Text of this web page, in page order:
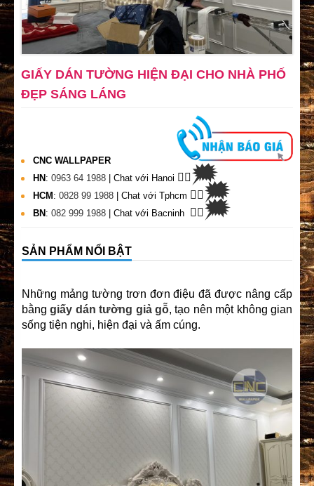
GIẤY DÁN TƯỜNG HIỆN ĐẠI CHO NHÀ PHỐ
ĐẸP SÁNG LÁNG
CNC WALLPAPER
HN : 0963 64 1988 | Chat với Hanoi 👉🏽🗯
HCM : 0828 99 1988 | Chat với Tphcm 👉🏽🗯
BN : 082 999 1988 | Chat với Bacninh 👉🏽🗯
SẢN PHẨM NỔI BẬT
Những mảng tường trơn đơn điệu đã được nâng cấp
bằnggiấy dán tường giả gỗ, tạo nên một không gian
sống tiện nghi, hiện đại và ấm cúng.